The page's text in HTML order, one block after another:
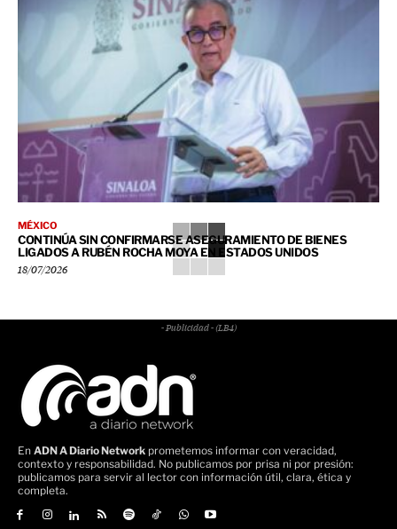
MÉXICO
CONTINÚA SIN CONFIRMARSE ASEGURAMIENTO DE BIENES
LIGADOS A RUBÉN ROCHA MOYA EN ESTADOS UNIDOS
18/07/2026
- Publicidad - (LB4)
En ADN A Diario Network prometemos informar con veracidad,
contexto y responsabilidad. No publicamos por prisa ni por presión:
publicamos para servir al lector con información útil, clara, ética y
completa.